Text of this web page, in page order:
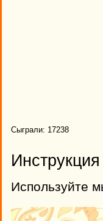
Сыграли: 17238
Используйте